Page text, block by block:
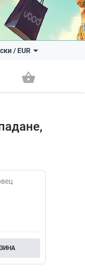
/ EUR
shopping_basket